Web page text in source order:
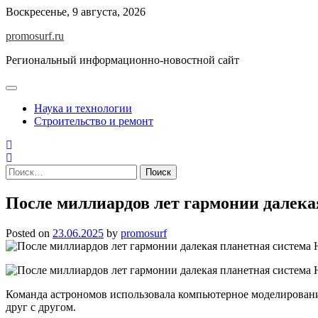
Skip
content
Воскресенье, 9 августа, 2026
promosurf.ru
Региональный информационно-новостной сайт
Наука и технологии
Строительство и ремонт
Найти:
После миллиардов лет гармонии
Posted on 23.06.2025 by promosurf
Команда астрономов использовала компьютерное
друг с другом.